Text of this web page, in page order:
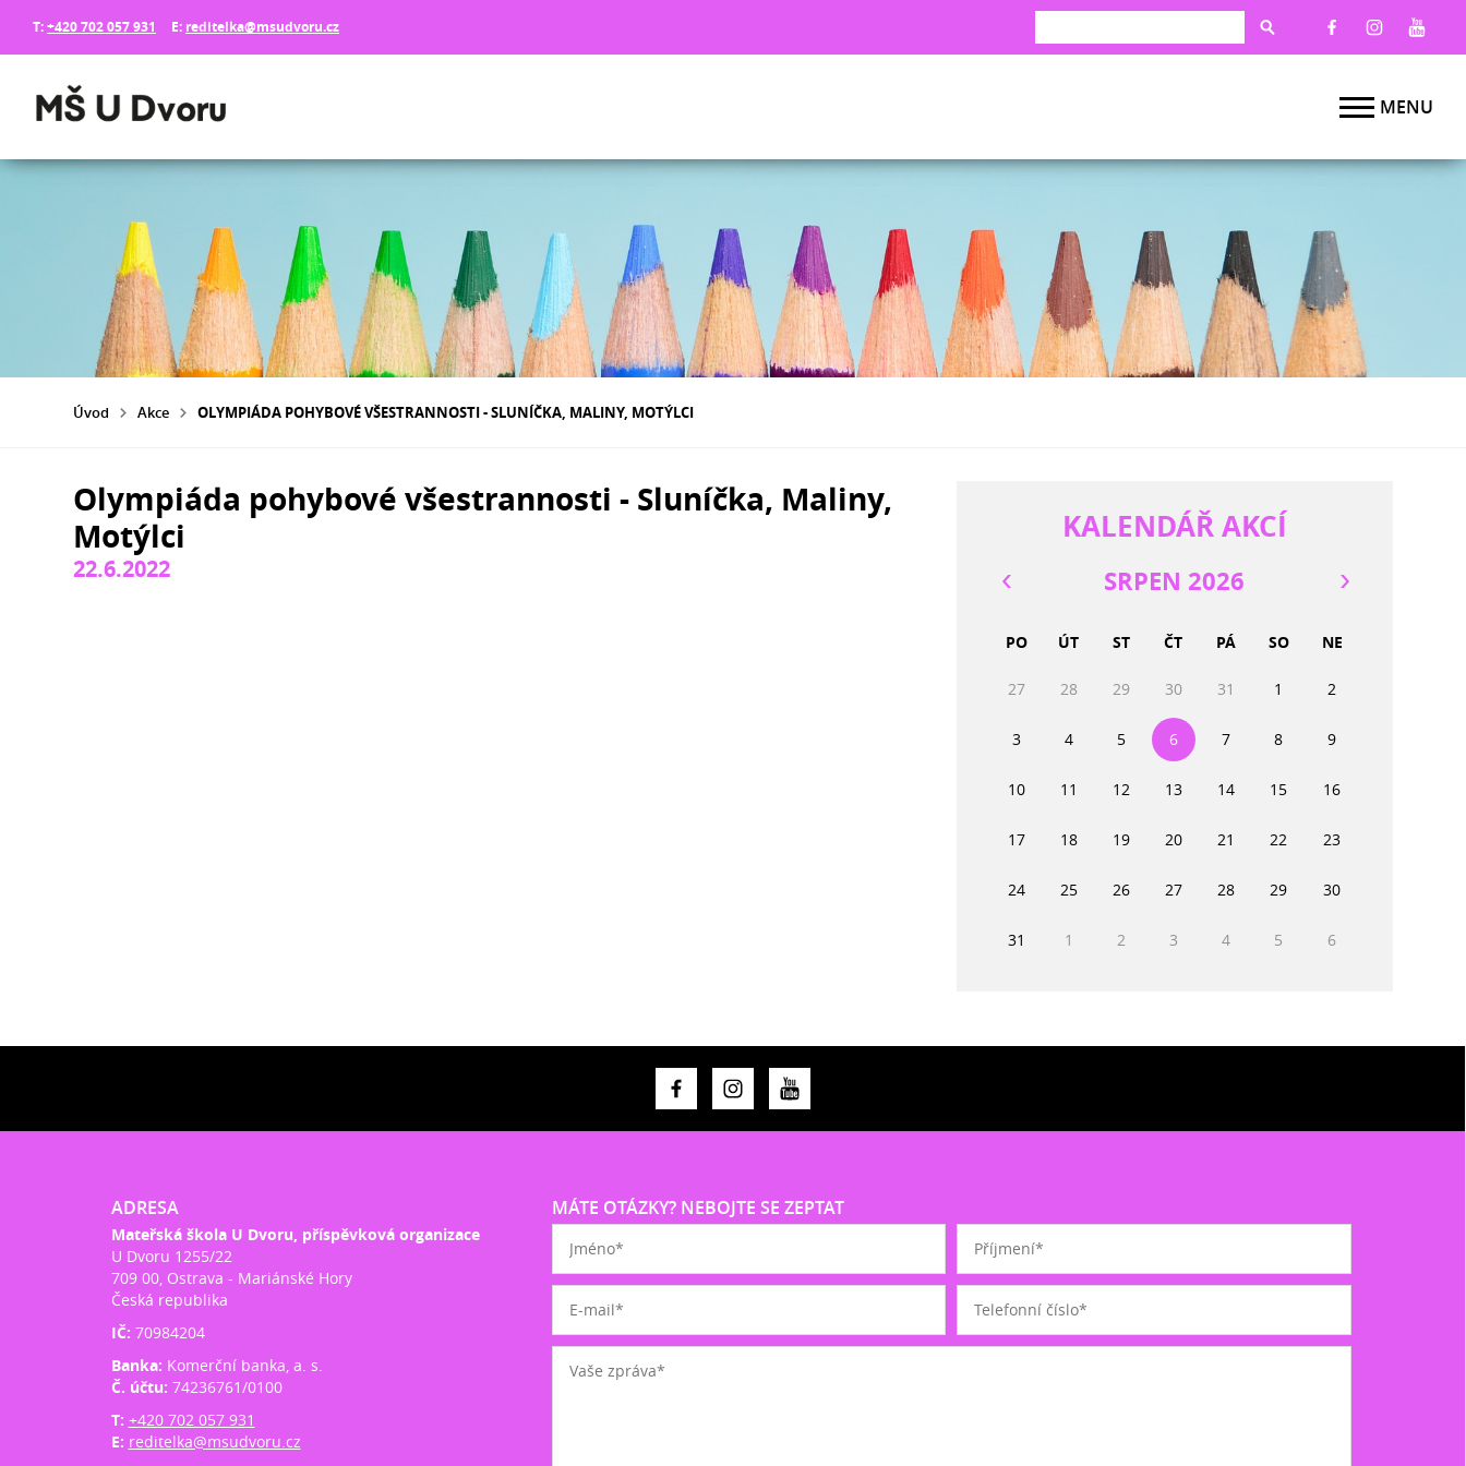
T:+420 702 057 931 E: reditelka@msudvoru.cz
Úvod Akce OLYMPIÁDA POHYBOVÉ VŠESTRANNOSTI - SLUNÍČKA, MALINY, MOTÝLCI
Olympiáda pohybové všestrannosti - Sluníčka, Maliny,
Motýlci
22.6.2022
KALENDÁŘ AKCÍ
SRPEN 2026
PO ÚT ST ČT PÁ SO NE
27 28 29 30 31 1 2
3 4 5 6 7 8 9
10 11 12 13 14 15 16
17 18 19 20 21 22 23
24 25 26 27 28 29 30
31 1 2 3 4 5 6
ADRESA
Mateřská škola U Dvoru, příspěvková organizace
U Dvoru 1255/22
709 00, Ostrava - Mariánské Hory
Česká republika
IČ: 70984204
Banka: Komerční banka, a. s.
Č. účtu: 74236761/0100
T: +420 702 057 931
E: reditelka@msudvoru.cz
MÁTE OTÁZKY? NEBOJTE SE ZEPTAT